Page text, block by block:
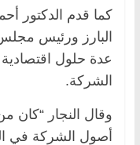
كما قدم الدكتور
البارز ورئيس
عدة حلول
الشركة.
وقال النجار “كان
أصول الشركة في